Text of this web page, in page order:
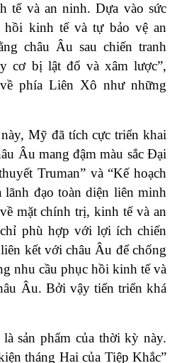
tế và an ninh. Dựa vào sức
kinh tế và tự bảo vệ an
châu Âu sau chiến tranh
cơ bị lật đổ và xâm lược”,
phía Liên Xô như những
Mỹ đã tích cực triển khai
Âu mang đậm màu sắc Đại
Truman” và “Kế hoạch
lãnh đạo toàn diện liên minh
mặt chính trị, kinh tế và an
phù hợp với lợi ích chiến
kết với châu Âu để chống
nhu cầu phục hồi kinh tế và
Âu. Bởi vậy tiến triển khá
sản phẩm của thời kỳ này.
tháng Hai của Tiệp Khắc”